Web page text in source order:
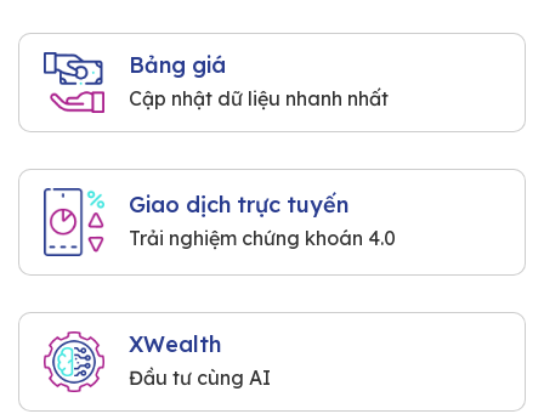
Bảng giá
Cập nhật dữ liệu nhanh nhất
Giao dịch trực tuyến
Trải nghiệm chứng khoán 4.0
XWealth
Đầu tư cùng AI